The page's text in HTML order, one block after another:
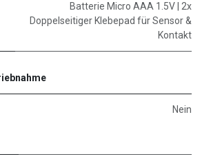
Batterie Micro AAA 1.5V | 2x
Doppelseitiger Klebepad für Sensor &
Kontakt
Nein